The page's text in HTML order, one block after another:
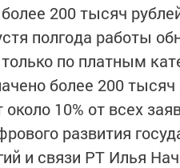
200 тысяч
полгода работы
по платным
более 200 тысяч
10% от всех
развития
и связи РТ Илья